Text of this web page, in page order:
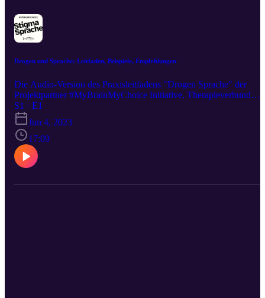
Drogen und Sprache: Leitfaden, Beispiele, Empfehlungen
Die Audio-Version des Praxisleitfadens "Drogen Sprache" der
Projektpartner #MyBrainMyChoice Initiative, Therapieverbund
Ludwigsmühle, Deutsche Aidshilfe, JES Bundesverband und
Akzept. Projekt-Website und Download als PDF: www.gegen-
stigma.de/leitfaden Printversion kostenlos bestellen unter:
www.aidshilfe.de/shop Zur Website der MBMC Initiative:
www.mybrainmychoice.de Wie du MBMC unterstützen kannst:
https://opencollective.com/mybrainmychoice
S1 · E1
Jun 4, 2023
17:09